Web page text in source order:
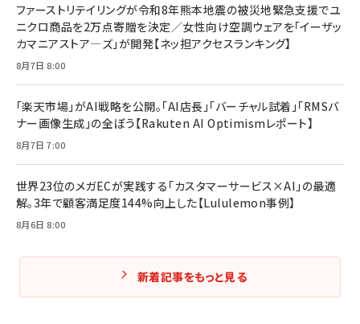
ファーストリテイリングが令和8年熊本地震の被災地緊急支援でユ
ニクロ商品を2万点寄贈を決定／女性向け空調ウェアを「イーザッ
カマニアストア―ズ」が開発【ネッ担アクセスランキング】
8月7日 8:00
「楽天市場」がAI戦略を公開。「AI店長」「バーチャル試着」「RMSバ
ナー画像生成」の全ぼう【Rakuten AI Optimismレポート】
8月7日 7:00
世界23位のメガECが実践する「カスタマーサービス×AI」の最適
解。3年で顧客満足度144%向上した【Lululemon事例】
8月6日 8:00
新着記事をもっと見る